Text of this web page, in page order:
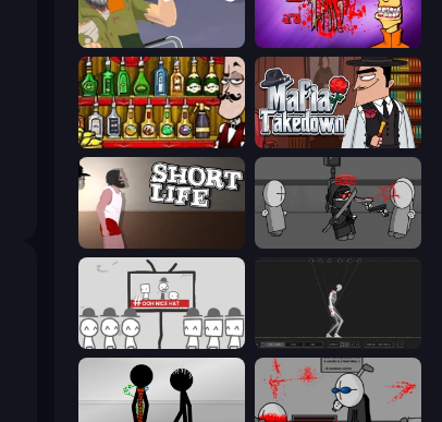
Happy Wheels Load Up and Kill
Bartender The Right Mix Mafia Takedown
Short Life Madness Project Nexus
We Become What We Behold Skeleton Simulator